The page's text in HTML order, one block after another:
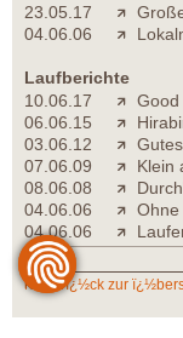
23.05.17
04.06.06
Laufberichte
10.06.17
Good
06.06.15
03.06.12
07.06.09
Klein
08.06.08
04.06.06
Ohne
04.06.06
zurï¿½ck zur